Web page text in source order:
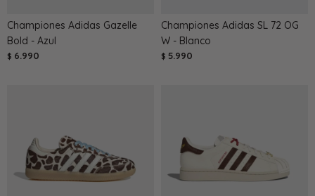
Championes Adidas Gazelle
Bold - Azul
$ 6.990
Championes Adidas SL 72 OG
W - Blanco
$ 5.990